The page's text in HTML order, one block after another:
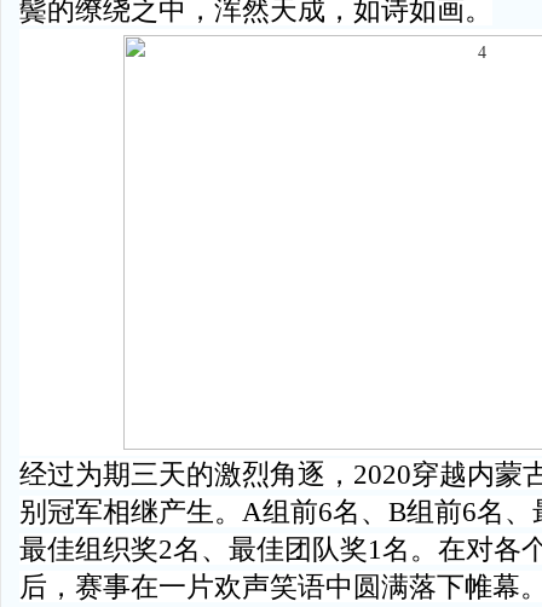
鬓的缭绕之中，浑然天成，如诗如画。
经过为期三天的激烈角逐，2020穿越内蒙
别冠军相继产生。A组前6名、B组前6名
最佳组织奖2名、最佳团队奖1名。在对各
后，赛事在一片欢声笑语中圆满落下帷幕